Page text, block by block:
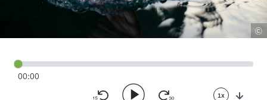
©
00:00
1x